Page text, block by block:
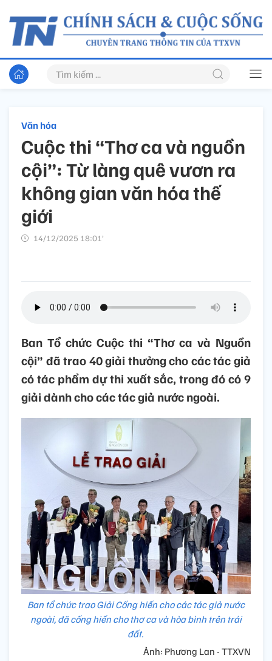
Văn hóa
Cuộc thi “Thơ ca và nguồn
cội”: Từ làng quê vươn ra
không gian văn hóa thế
giới
14/12/2025 18:01’
Ban Tổ chức Cuộc thi “Thơ ca và Nguồn
cội” đã trao 40 giải thưởng cho các tác giả
có tác phẩm dự thi xuất sắc, trong đó có 9
giải dành cho các tác giả nước ngoài.
Ban tổ chức trao Giải Cống hiến cho các tác giả nước
ngoài, đã cống hiến cho thơ ca và hòa bình trên trái
đất.
Ảnh: Phương Lan - TTXVN